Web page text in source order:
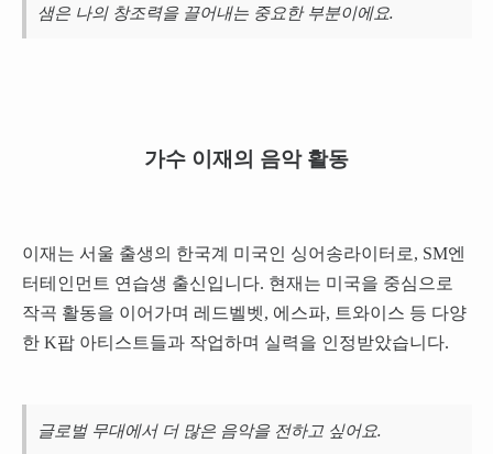
샘은 나의 창조력을 끌어내는 중요한 부분이에요.
가수 이재의 음악 활동
이재는 서울 출생의 한국계 미국인 싱어송라이터로, SM엔
터테인먼트 연습생 출신입니다. 현재는 미국을 중심으로
작곡 활동을 이어가며 레드벨벳, 에스파, 트와이스 등 다양
한 K팝 아티스트들과 작업하며 실력을 인정받았습니다.
글로벌 무대에서 더 많은 음악을 전하고 싶어요.